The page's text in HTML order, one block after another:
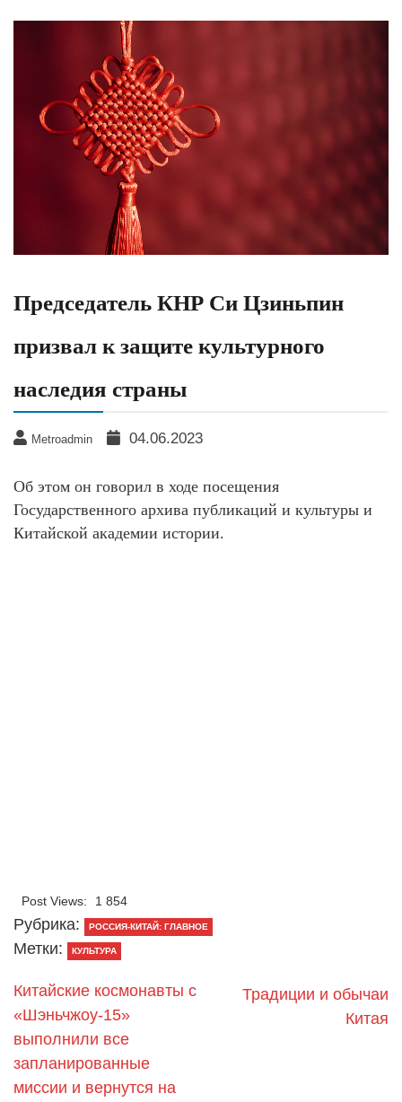
Председатель КНР Си Цзиньпин
призвал к защите культурного
наследия страны
Metroadmin 04.06.2023
Об этом он говорил в ходе посещения
Государственного архива публикаций и культуры и
Китайской академии истории.
Post Views: 1 854
Рубрика: РОССИЯ-КИТАЙ: ГЛАВНОЕ
Метки: КУЛЬТУРА
Китайские космонавты с
«Шэньчжоу-15»
выполнили все
запланированные
миссии и вернутся на
Традиции и обычаи
Китая